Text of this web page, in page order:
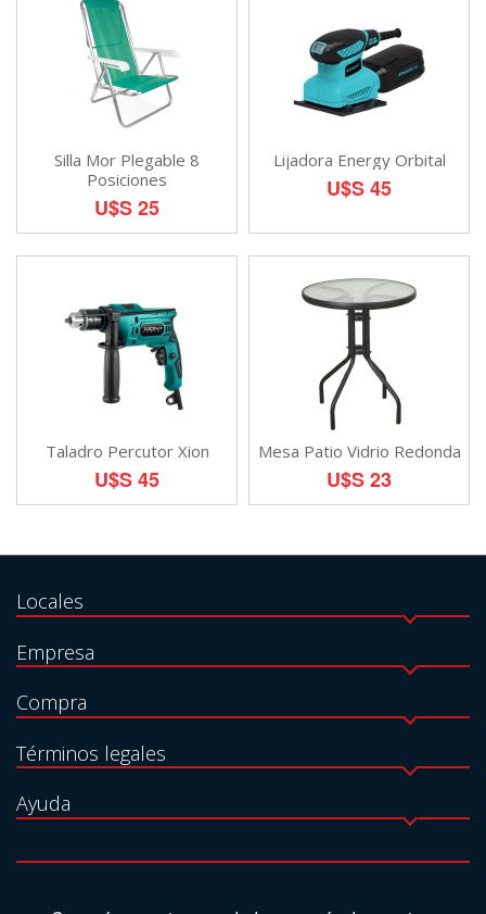
Silla Mor Plegable 8
Posiciones
U$S 25
Lijadora Energy Orbital
U$S 45
Taladro Percutor Xion
U$S 45
Mesa Patio Vidrio Redonda
U$S 23
Locales
Empresa
Compra
Términos legales
Ayuda